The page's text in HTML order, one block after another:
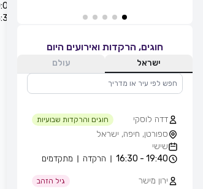
חוגים, הרקדות ואירועים היום
ישראל עולם
דדה לוסקי חוגים והרקדות שבועיות
ספורטן, חיפה, ישראל
שישי
19:40 - 16:30
הרקדה מתקדמים
ירון מישר גיל הזהב